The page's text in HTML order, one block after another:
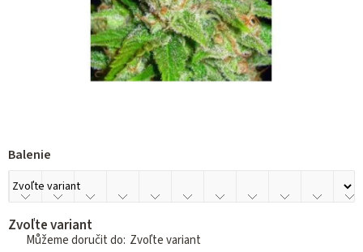
Balenie
Zvoľte variant
Zvoľte variant